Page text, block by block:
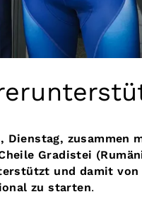
Dienstag,
Gradistei
und damit von
zu starten.